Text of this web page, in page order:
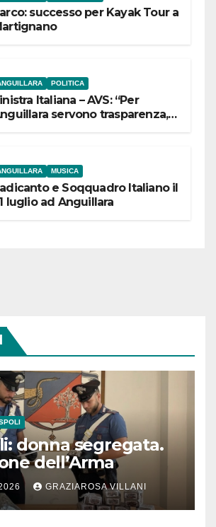
successo per Kayak Tour a
POLITICA
Italiana – AVS: “Per
servono trasparenza,
MUSICA
e Soqquadro Italiano il
luglio ad Anguillara
donna segregata.
dell’Arma
GRAZIAROSA VILLANI